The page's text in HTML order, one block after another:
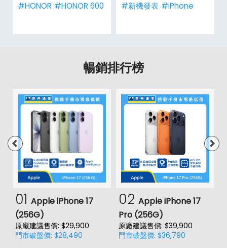
#HONOR #HONOR 600
#新機發表 #iPhone
暢銷排行榜
01 Apple iPhone 17
(256G)
原廠建議售價: $29,900
門市破盤價: $28,490
02 Apple iPhone 17
Pro (256G)
原廠建議售價: $39,900
門市破盤價: $36,790